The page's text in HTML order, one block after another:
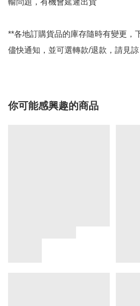
**各地訂購貨品的庫存隨時有變更，
儘快通知，並可選轉款/退款，請見諒
你可能感興趣的商品